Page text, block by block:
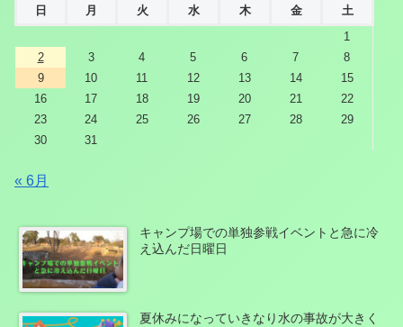
日 月 火 水 木 金
土
1
2
3 4 5 6 7
8
9
10 11 12 13 14
15
16
17 18 19 20 21
22
23
24 25 26 27 28
29
30
31
« 6月
キャンプ場での単独参戦イベントと急に冷
え込んだ日曜日
夏休みになっていきなり水の事故が大きく